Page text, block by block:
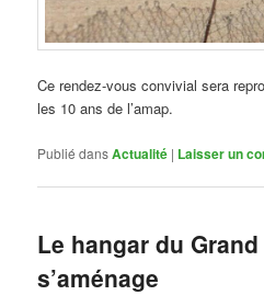
Ce rendez-vous convivial sera
les 10 ans de l’amap.
Publié dansActualité | Laisser un
Le hangar du
s’aménage